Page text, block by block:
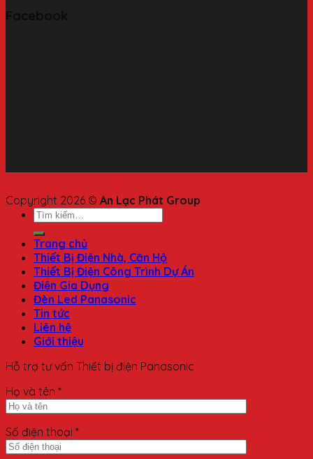
Copyright 2026 © An Lạc Phát Group
Trang chủ
Thiết Bị Điện Nhà, Căn Hộ
Thiết Bị Điện Công Trình Dự Án
Điện Gia Dụng
Đèn Led Panasonic
Tin tức
Liên hệ
Giới thiệu
Hỗ trợ tư vấn Thiết bị điện Panasonic
Họ và tên *
Số điện thoại *